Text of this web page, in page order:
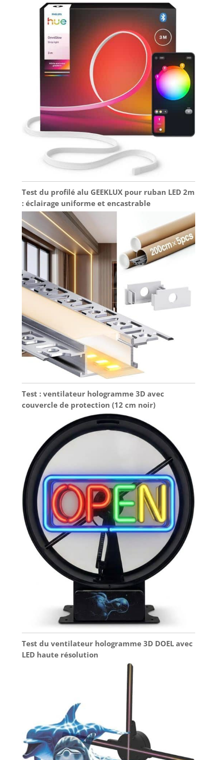
une lumière de haute qualité pour des effets
professionnels décoratifs et d'accentuation
Test du profilé alu GEEKLUX pour ruban LED 2m
: éclairage uniforme et encastrable
Test : ventilateur hologramme 3D avec
couvercle de protection (12 cm noir)
Test du ventilateur hologramme 3D DOEL avec
LED haute résolution